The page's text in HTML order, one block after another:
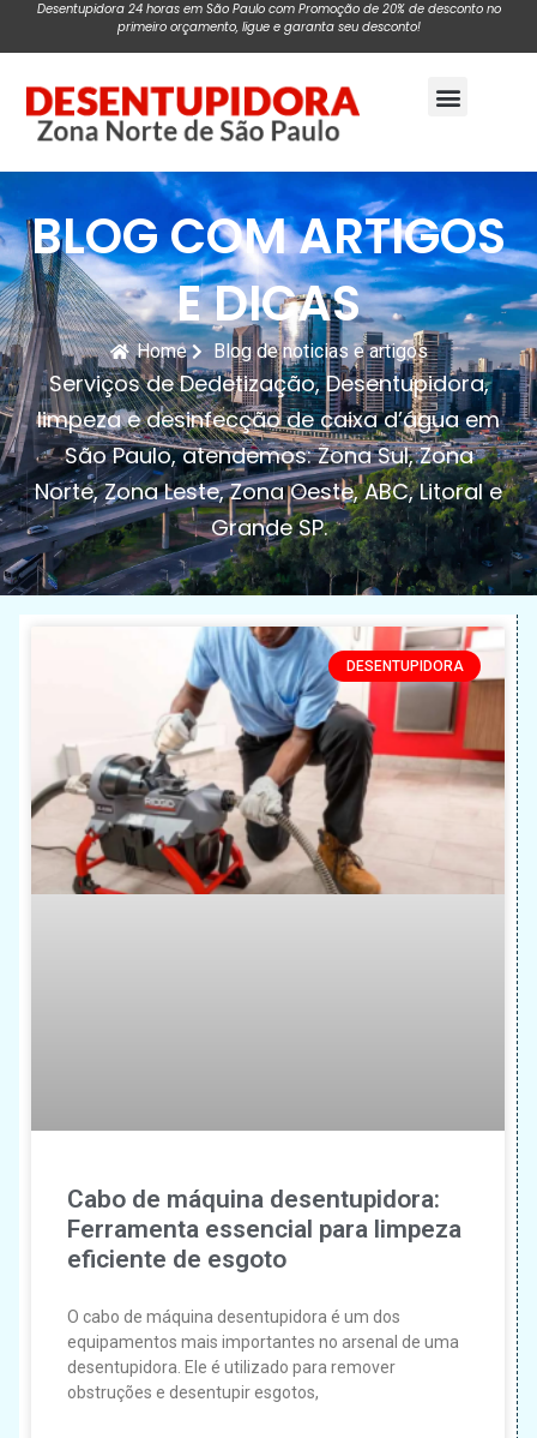
Desentupidora 24 horas em São Paulo com Promoção de 20% de desconto no
primeiro orçamento, ligue e garanta seu desconto!
BLOG COM ARTIGOS
E DICAS
Home Blog de noticias e artigos
Serviços de Dedetização, Desentupidora,
limpeza e desinfecção de caixa d’água em
São Paulo, atendemos: Zona Sul, Zona
Norte, Zona Leste, Zona Oeste, ABC, Litoral e
Grande SP.
DESENTUPIDORA
Cabo de máquina desentupidora:
Ferramenta essencial para limpeza
eficiente de esgoto
O cabo de máquina desentupidora é um dos
equipamentos mais importantes no arsenal de uma
desentupidora. Ele é utilizado para remover
obstruções e desentupir esgotos,